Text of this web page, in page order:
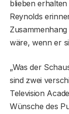
blieben
Reynolds
wäre, wenn er
„Was der
sind zwei
Television
Wünsche des